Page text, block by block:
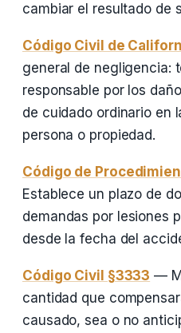
cambiar el resultado de
Código Civil de
general de negligencia:
responsable por los
de cuidado ordinario en
persona o propiedad.
Código de
Establece un plazo de
demandas por lesiones
desde la fecha del
Código Civil §3333 —
cantidad que
causado, sea o no